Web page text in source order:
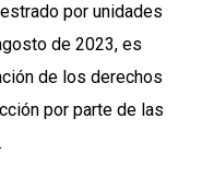
por unidades
de 2023, es
de los derechos
por parte de las